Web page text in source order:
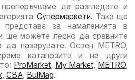
да разгледате и
Супермаркети. Така ще
за намаленията в
ще можете лесно да сравните
да пазарувате. Освен METRO,
каталозите и на други
ProMarket My Market METRO
CBA BulMag.